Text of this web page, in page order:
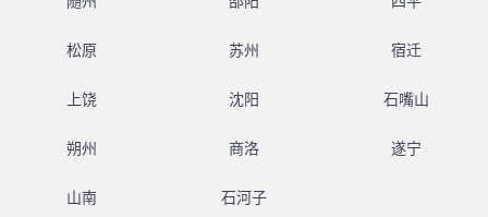
松原 苏州 宿迁
上饶 沈阳 石嘴山
朔州 商洛 遂宁
山南 石河子